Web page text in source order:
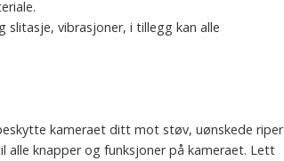
vibrasjoner, i tillegg kan alle
kameraet ditt mot støv, uønskede riper
alle knapper og funksjoner på kameraet. Lett